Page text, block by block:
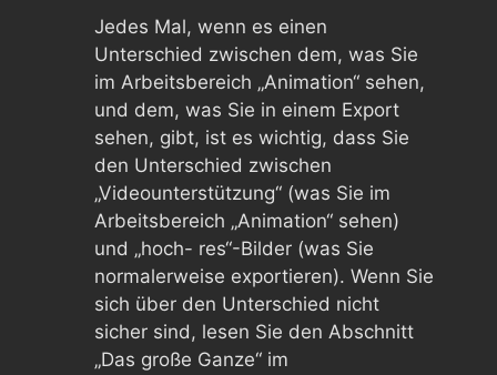
Jedes Mal, wenn es einen
Unterschied zwischen dem, was Sie
im Arbeitsbereich „Animation“ sehen,
und dem, was Sie in einem Export
sehen, gibt, ist es wichtig, dass Sie
den Unterschied zwischen
„Videounterstützung“ (was Sie im
Arbeitsbereich „Animation“ sehen)
und „hoch- res“-Bilder (was Sie
normalerweise exportieren). Wenn Sie
sich über den Unterschied nicht
sicher sind, lesen Sie den Abschnitt
„Das große Ganze“ im